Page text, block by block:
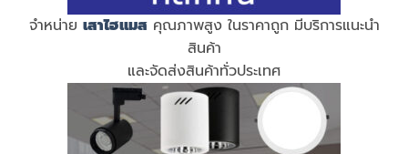
จำหน่าย เสาไฮแมสคุณภาพสูง ในราคาถูก มีบริการแนะนำ
สินค้า
และจัดส่งสินค้าทั่วประเทศ